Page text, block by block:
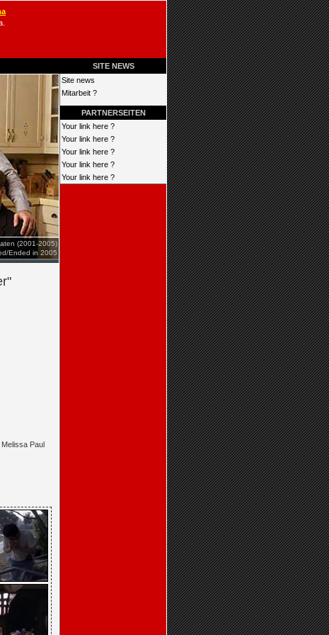
SITE NEWS
(2001-2005)
Ended in 2005
Paul
Site news
Mitarbeit ?
PARTNERSEITEN
Your link here ?
Your link here ?
Your link here ?
Your link here ?
Your link here ?